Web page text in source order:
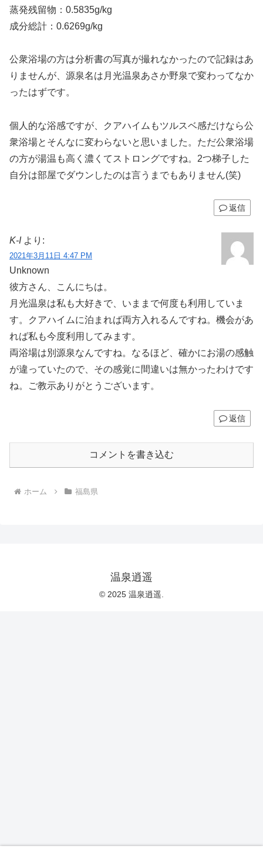
蒸発残留物：0.5835g/kg
成分総計：0.6269g/kg
公衆浴場の方は分析書の写真が撮れなかったので記録はあ
りませんが、源泉名は月光温泉あさか野泉で変わってなか
ったはずです。
個人的な浴感ですが、クアハイムもツルスベ感だけなら公
衆浴場とそんなに変わらないと思いました。ただ公衆浴場
の方が湯温も高く濃くてストロングですね。2つ梯子した
自分は部屋でダウンしたのは言うまでもありません(笑)
返信
K-I より:
2021年3月11日 4:47 PM
Unknown
彼方さん、こんにちは。
月光温泉は私も大好きで、いままで何度も利用していま
す。クアハイムに泊まれば両方入れるんですね。機会があ
れば私も今度利用してみます。
両浴場は別源泉なんですね。なるほど、確かにお湯の感触
が違っていたので、その感覚に間違いは無かったわけです
ね。ご教示ありがとうございます。
返信
コメントを書き込む
ホーム 福島県
温泉逍遥
© 2025 温泉逍遥.